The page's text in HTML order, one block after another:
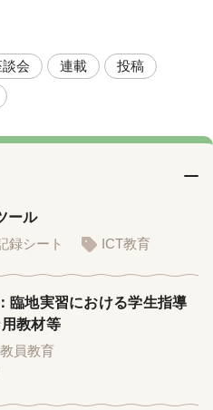
会 連載
投稿
ール
録シート ICT教育
臨地実習における学生指導
教材等
員教育